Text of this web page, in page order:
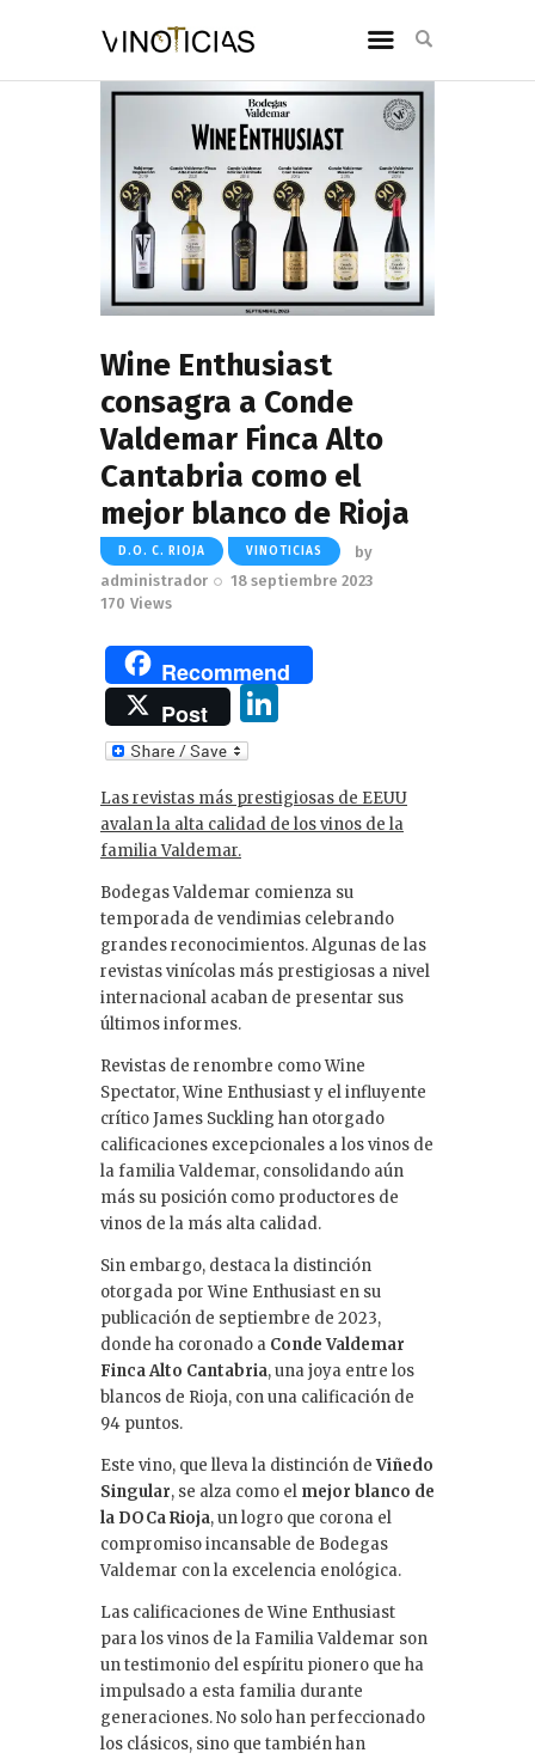
Wine Enthusiast
consagra a Conde
Valdemar Finca Alto
Cantabria como el
mejor blanco de Rioja
D.O. C. RIOJA VINOTICIAS
by
administrador
18 septiembre 2023
170 Views
Recommend
Post
k
e
n
Las revistas más prestigiosas de EEUU
avalan la alta calidad de los vinos de la
familia Valdemar.
Bodegas Valdemar comienza su
temporada de vendimias celebrando
grandes reconocimientos. Algunas de las
revistas vinícolas más prestigiosas a nivel
internacional acaban de presentar sus
últimos informes.
Revistas de renombre como Wine
Spectator, Wine Enthusiast y el influyente
crítico James Suckling han otorgado
calificaciones excepcionales a los vinos de
la familia Valdemar, consolidando aún
más su posición como productores de
vinos de la más alta calidad.
Sin embargo, destaca la distinción
otorgada por Wine Enthusiast en su
publicación de septiembre de 2023,
donde ha coronado a Conde Valdemar
Finca Alto Cantabria, una joya entre los
blancos de Rioja, con una calificación de
94 puntos.
Este vino, que lleva la distinción deViñedo
Singular, se alza como el mejor blanco de
la DOCa Rioja, un logro que corona el
compromiso incansable de Bodegas
Valdemar con la excelencia enológica.
Las calificaciones de Wine Enthusiast
para los vinos de la Familia Valdemar son
un testimonio del espíritu pionero que ha
impulsado a esta familia durante
generaciones. No solo han perfeccionado
los clásicos, sino que también han